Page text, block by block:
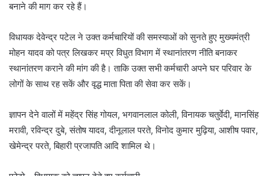
बनाने की माग कर रहे हैं।
विधायक देवेन्द्र पटेल ने उक्त कर्मचारियों की समस्याओं को सुनते हुए मुख्यमंत्री
मोहन यादव को पत्र लिखकर मप्र विधुत विभाग में स्थानांतरण नीति बनाकर
स्थानांतरण कराने की मांग की है। ताकि उक्त सभी कर्मचारी अपने घर परिवार के
लोगों के साथ रह सकें और वृद्ध माता पिता की सेवा कर सकें।
ज्ञापन देने वालों में महेंद्र सिंह गोयल, भगवानलाल कोली, विनायक चतुर्वेदी, मानसिंह
मरावी, रविन्द्र दुबे, संतोष यादव, दीनूलाल परते, विनोद कुमार मुढ़िया, आशीष पवार,
खेमेन्द्र परते, बिहारी प्रजापति आदि शामिल थे।